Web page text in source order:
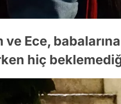
ve Ece,
hiç